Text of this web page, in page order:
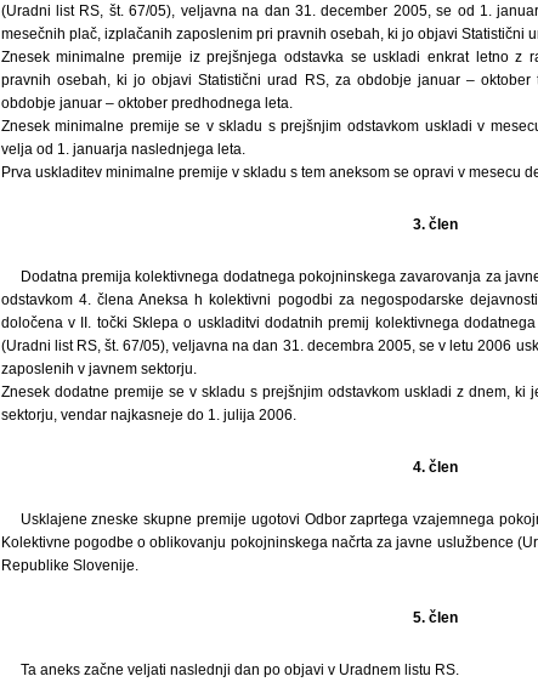
(Uradni list RS, št. 67/05), veljavna na dan 31. december 2005, se od 1.
mesečnih plač, izplačanih zaposlenim pri pravnih osebah, ki jo objavi Statistični
Znesek minimalne premije iz prejšnjega odstavka se uskladi enkrat letno z
pravnih osebah, ki jo objavi Statistični urad RS, za obdobje januar –
obdobje januar – oktober predhodnega leta.
Znesek minimalne premije se v skladu s prejšnjim odstavkom uskladi v
velja od 1. januarja naslednjega leta.
Prva uskladitev minimalne premije v skladu s tem aneksom se opravi v mesecu
3. člen
Dodatna premija kolektivnega dodatnega pokojninskega zavarovanja za
odstavkom 4. člena Aneksa h kolektivni pogodbi za negospodarske
določena v II. točki Sklepa o uskladitvi dodatnih premij kolektivnega
(Uradni list RS, št. 67/05), veljavna na dan 31. decembra 2005, se v letu 2006
zaposlenih v javnem sektorju.
Znesek dodatne premije se v skladu s prejšnjim odstavkom uskladi z dnem, ki
sektorju, vendar najkasneje do 1. julija 2006.
4. člen
Usklajene zneske skupne premije ugotovi Odbor zaprtega vzajemnega
Kolektivne pogodbe o oblikovanju pokojninskega načrta za javne uslužbence
Republike Slovenije.
5. člen
Ta aneks začne veljati naslednji dan po objavi v Uradnem listu RS.